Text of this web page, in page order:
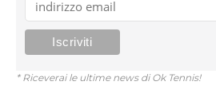
* Riceverai le ultime news di Ok Tennis!